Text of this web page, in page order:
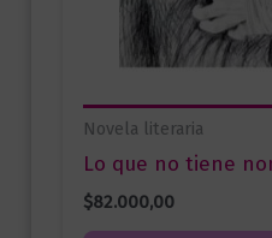
Novela literaria
Lo que no tiene
$82.000,00